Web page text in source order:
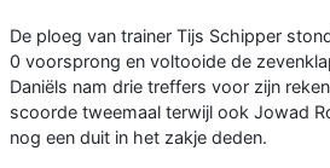
De ploeg van trainer Tijs Schipper
0 voorsprong en voltooide de
Daniëls nam drie treffers voor zijn
scoorde tweemaal terwijl ook Jowad
nog een duit in het zakje deden.